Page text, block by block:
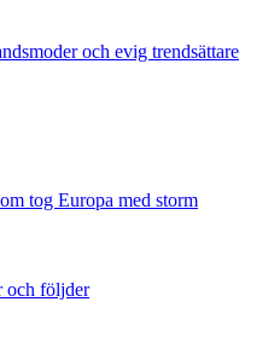
och evig trendsättare
tog Europa med storm
och följder